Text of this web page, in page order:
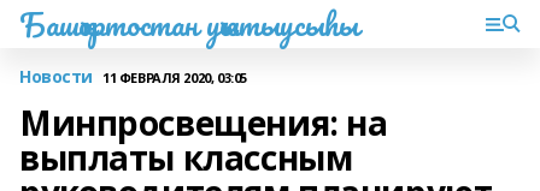
Башҡортостан уҡытыусыһы
Новости 11 ФЕВРАЛЯ 2020, 03:05
Минпросвещения: на
выплаты классным